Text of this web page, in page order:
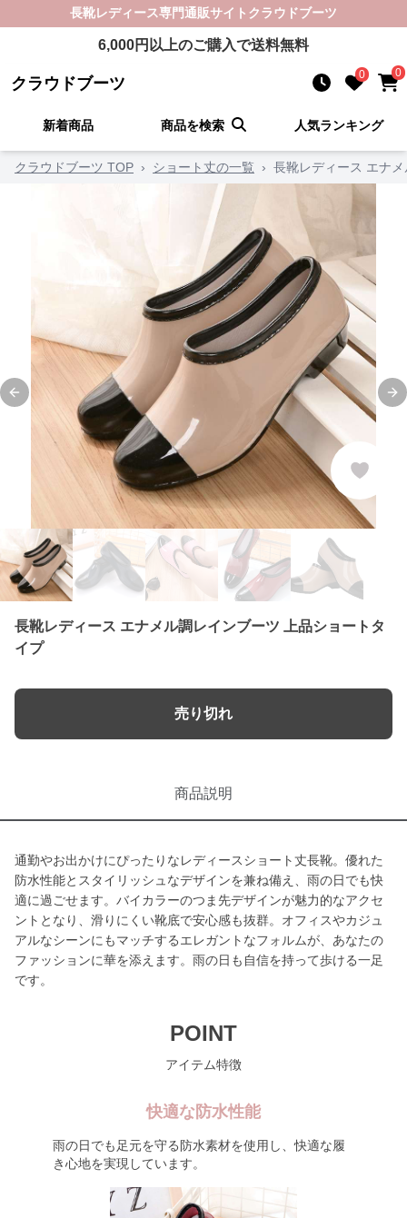
長靴レディース専門通販サイト クラウドブーツ
6,000円以上のご購入で送料無料
クラウドブーツ 0 0
新着商品 商品を検索 人気ランキング
クラウドブーツ TOP › ショート丈の一覧 › 長靴レディース エナ
Previous slide
長靴レディース エナメル調レインブーツ 上品ショートタ
イプ
売り切れ
商品説明
通勤やお出かけにぴったりなレディースショート丈長靴。優れた
防水性能とスタイリッシュなデザインを兼ね備え、雨の日でも快
適に過ごせます。バイカラーのつま先デザインが魅力的なアクセ
ントとなり、滑りにくい靴底で安心感も抜群。オフィスやカジュ
アルなシーンにもマッチするエレガントなフォルムが、あなたの
ファッションに華を添えます。雨の日も自信を持って歩ける一足
です。
POINT
アイテム特徴
快適な防水性能
雨の日でも足元を守る防水素材を使用し、快適な履
き心地を実現しています。